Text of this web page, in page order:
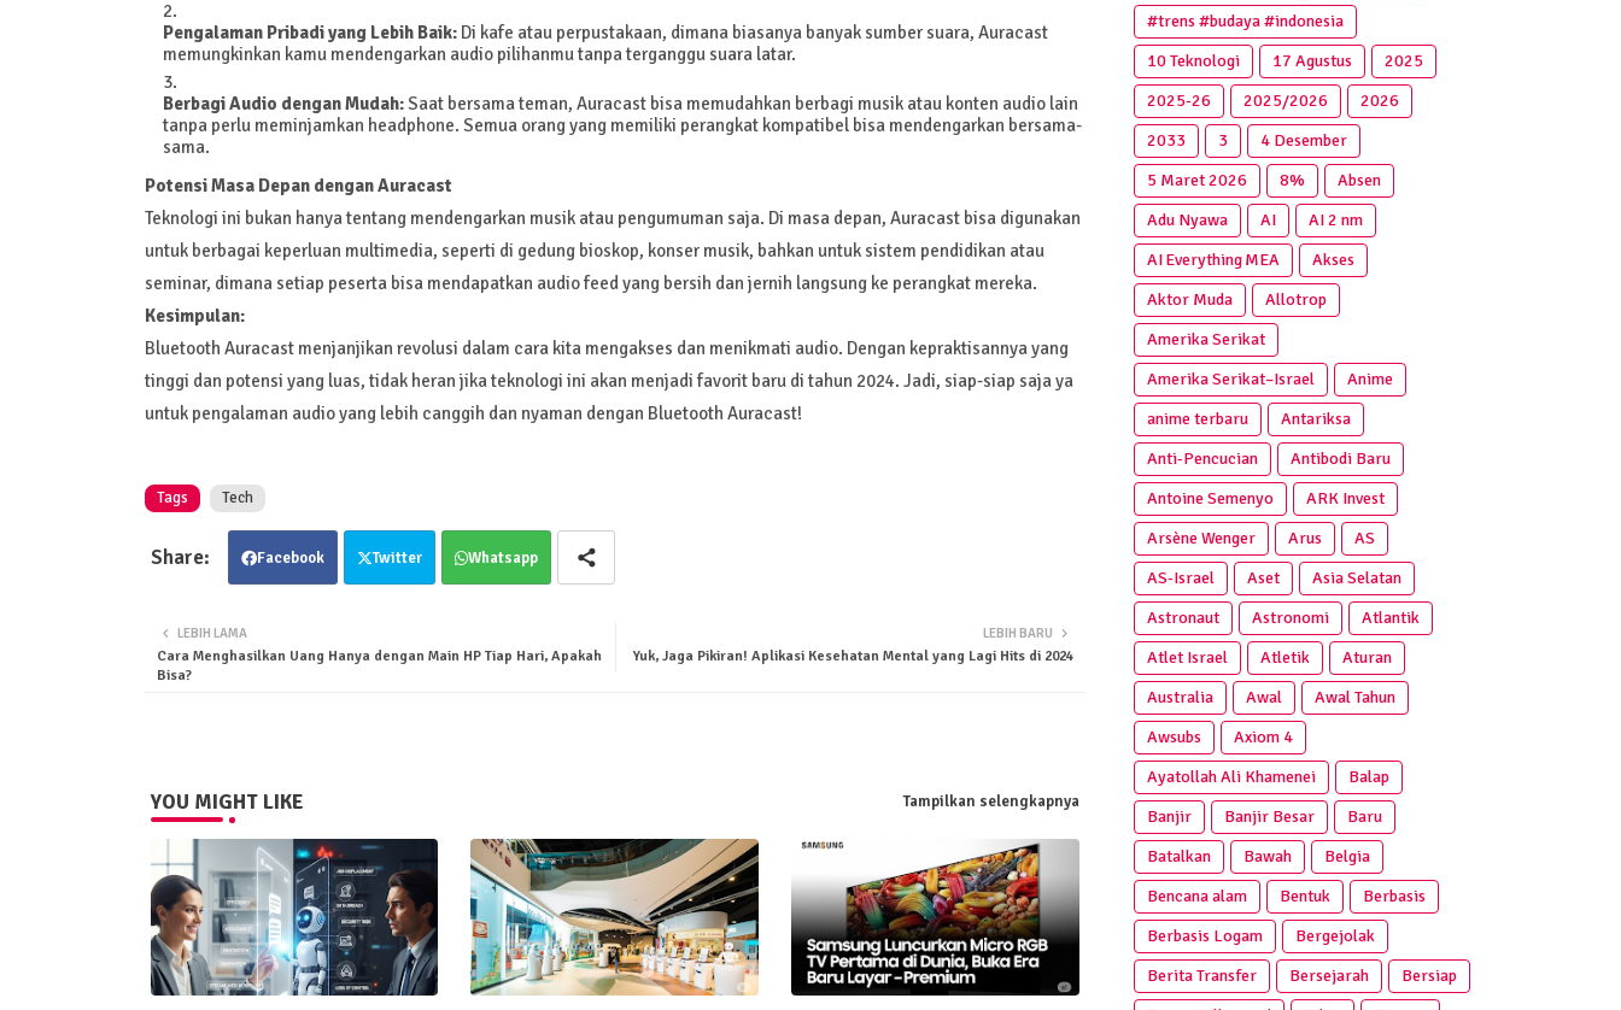
Pengalaman Pribadi yang Lebih Baik:Di kafe atau perpustakaan, dimana biasanya banyak sumber suara, Auracast
memungkinkan kamu mendengarkan audio pilihanmu tanpa terganggu suara latar.
Berbagi Audio dengan Mudah:Saat bersama teman, Auracast bisa memudahkan berbagi musik atau konten audio lain
tanpa perlu meminjamkan headphone. Semua orang yang memiliki perangkat kompatibel bisa mendengarkan bersama-
sama.
Potensi Masa Depan dengan Auracast
Teknologi ini bukan hanya tentang mendengarkan musik atau pengumuman saja. Di masa depan, Auracast bisa digunakan
untuk berbagai keperluan multimedia, seperti di gedung bioskop, konser musik, bahkan untuk sistem pendidikan atau
seminar, dimana setiap peserta bisa mendapatkan audio feed yang bersih dan jernih langsung ke perangkat mereka.
Kesimpulan:
Bluetooth Auracast menjanjikan revolusi dalam cara kita mengakses dan menikmati audio. Dengan kepraktisannya yang
tinggi dan potensi yang luas, tidak heran jika teknologi ini akan menjadi favorit baru di tahun 2024. Jadi, siap-siap saja ya
untuk pengalaman audio yang lebih canggih dan nyaman dengan Bluetooth Auracast!
Tags Tech
Facebook Twitter Whatsapp
LEBIH BARU
Yuk, Jaga Pikiran! Aplikasi Kesehatan Mental yang Lagi Hits di 2024
LEBIH LAMA
Cara Menghasilkan Uang Hanya dengan Main HP Tiap Hari, Apakah
Bisa?
YOU MIGHT LIKE Tampilkan selengkapnya
#trens #budaya #indonesia
10 Teknologi
17 Agustus
2025
2025‑26
2025/2026
2026
2033
3
4 Desember
5 Maret 2026
8%
Absen
Adu Nyawa
AI
AI 2 nm
AI Everything MEA
Akses
Aktor Muda
Allotrop
Amerika Serikat
Amerika Serikat–Israel
Anime
anime terbaru
Antariksa
Anti‑Pencucian
Antibodi Baru
Antoine Semenyo
ARK Invest
Arsène Wenger
Arus
AS
AS-Israel
Aset
Asia Selatan
Astronaut
Astronomi
Atlantik
Atlet Israel
Atletik
Aturan
Australia
Awal
Awal Tahun
Awsubs
Axiom 4
Ayatollah Ali Khamenei
Balap
Banjir
Banjir Besar
Baru
Batalkan
Bawah
Belgia
Bencana alam
Bentuk
Berbasis
Berbasis Logam
Bergejolak
Berita Transfer
Bersejarah
Bersiap